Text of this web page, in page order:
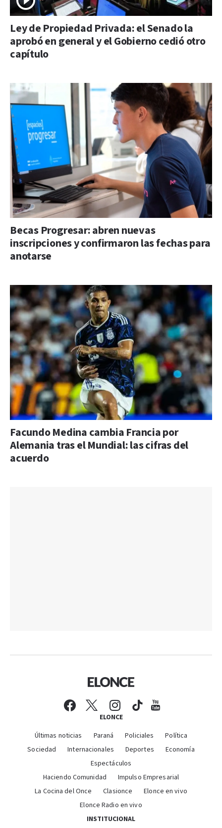
Ley de Propiedad Privada: el Senado la
aprobó en general y el Gobierno cedió otro
capítulo
Becas Progresar: abren nuevas
inscripciones y confirmaron las fechas para
anotarse
Facundo Medina cambia Francia por
Alemania tras el Mundial: las cifras del
acuerdo
ELONCE
Últimas noticias Paraná Policiales
Política
Sociedad
Internacionales Deportes
Economía
Espectáculos
Haciendo Comunidad
Impulso Empresarial
La Cocina del Once
Clasionce
Elonce en vivo
Elonce Radio en vivo
INSTITUCIONAL